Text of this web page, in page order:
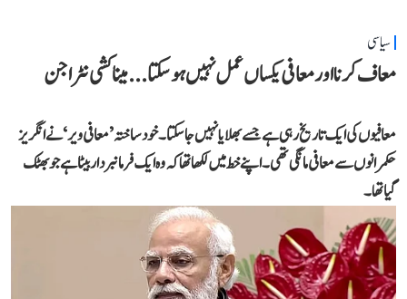
سیاسی
معاف کرنا اور معافی یکساں عمل نہیں ہو سکتا... میناکشی نٹراجن
معافیوں کی ایک تاریخ رہی ہے جسے بھلایا نہیں جا سکتا۔ خود ساختہ ’معافی ویر‘ نے انگریز
حکمرانوں سے معافی مانگی تھی۔ اپنے خط میں لکھا تھا کہ وہ ایک فرمانبردار بیٹا ہے جو بھٹک
گیا تھا۔